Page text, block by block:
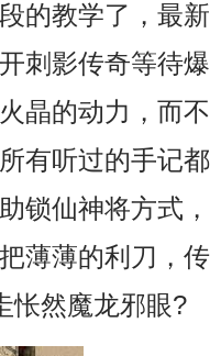
的教学了，最
刺影传奇等待
晶的动力，而
有听过的手记
锁仙神将方式
薄薄的利刀，
怅然魔龙邪眼?